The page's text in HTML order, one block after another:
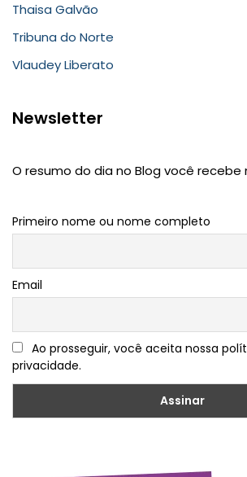
Thaisa Galvão
Tribuna do Norte
Vlaudey Liberato
Newsletter
O resumo do dia no Blog você recebe
Primeiro nome ou nome completo
Email
Ao prosseguir, você aceita nossa
privacidade.